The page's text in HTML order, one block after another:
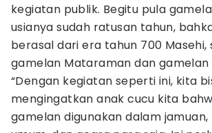
kegiatan publik. Begitu pula
usianya sudah ratusan tahun,
berasal dari era tahun 700 Masehi,
gamelan Mataraman dan gamelan
“Dengan kegiatan seperti ini, kita
mengingatkan anak cucu kita
gamelan digunakan dalam